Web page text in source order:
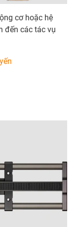
cơ hoặc hệ
đến các tác vụ